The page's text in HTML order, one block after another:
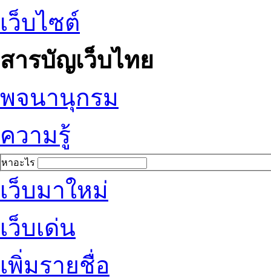
เว็บไซต์
สารบัญเว็บไทย
พจนานุกรม
ความรู้
หาอะไร
เว็บมาใหม่
เว็บเด่น
เพิ่มรายชื่อ